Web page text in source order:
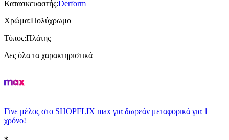
Κατασκευαστής:Derform
Χρώμα:Πολύχρωμο
Τύπος:Πλάτης
Δες όλα τα χαρακτηριστικά
Γίνε μέλος στο SHOPFLIX max για δωρεάν μεταφορικά για 1
χρόνο!